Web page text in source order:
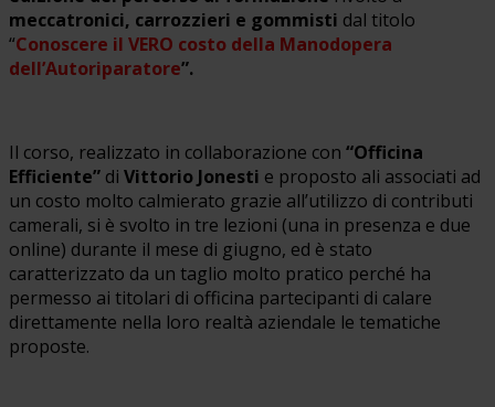
meccatronici, carrozzieri e gommisti dal titolo
“Conoscere il VERO costo della Manodopera
dell’Autoriparatore”.
Il corso, realizzato in collaborazione con “Officina
Efficiente” di Vittorio Jonesti e proposto ali associati ad
un costo molto calmierato grazie all’utilizzo di contributi
camerali, si è svolto in tre lezioni (una in presenza e due
online) durante il mese di giugno, ed è stato
caratterizzato da un taglio molto pratico perché ha
permesso ai titolari di officina partecipanti di calare
direttamente nella loro realtà aziendale le tematiche
proposte.